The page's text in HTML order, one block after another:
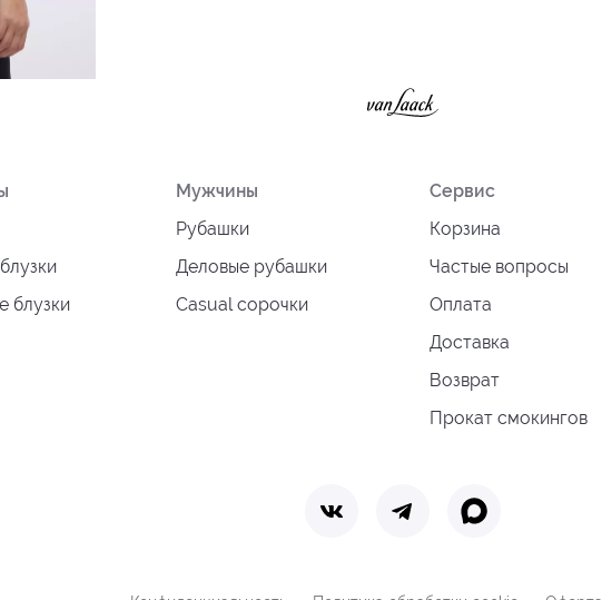
блузки
Мужчины
Рубашки
Деловые рубашки
Casual сорочки
Сервис
Корзина
Частые вопросы
Оплата
Доставка
Возврат
Прокат смокингов